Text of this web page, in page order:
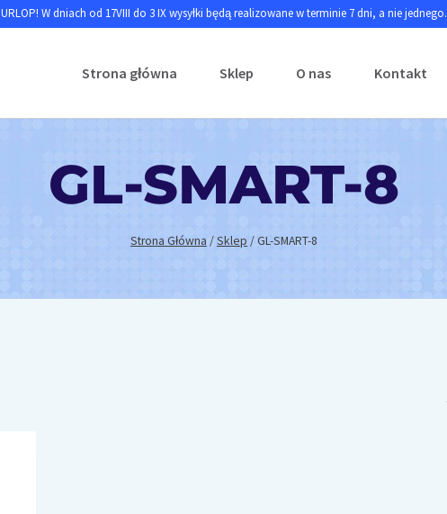
URLOP! W dniach od 17VIII do 3 IX wysyłki będą realizowane w terminie 7 dni, a nie jednego.
Strona główna Sklep O nas Kontakt
GL-SMART-8
Strona Główna /Sklep /GL-SMART-8